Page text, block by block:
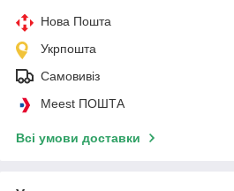
Нова Пошта
Укрпошта
Самовивіз
Meest ПОШТА
Всі умови доставки